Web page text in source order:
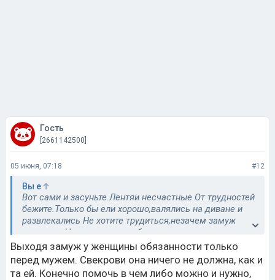
Гость
[2661142500]
05 июня, 07:18 #12
Вы е
Вот сами и засуньте.Лентяи несчастные.От трудностей
бежите.Только бы ели хорошо,валялись на диване и
развлекались Не хотите трудиться,незачем замуж
выходить.Не можете даже борщ мужу
сварить,котлеты пожарить,в огороде помочь.Сидите
одни,не будет ни свекрови,ни мужа.И заданий
тоже.Лодыряки!
Выходя замуж у женщины обязанности только
перед мужем. Свекрови она ничего не должна, как и
та ей. Конечно помочь в чем либо можно и нужно,